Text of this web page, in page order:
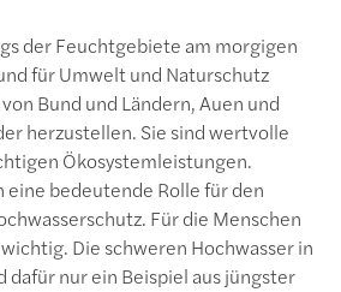
der Feuchtgebiete am morgigen
für Umwelt und Naturschutz
Bund und Ländern, Auen und
herzustellen. Sie sind wertvolle
Ökosystemleistungen.
bedeutende Rolle für den
Für die Menschen
Die schweren Hochwasser in
dafür nur ein Beispiel aus jüngster